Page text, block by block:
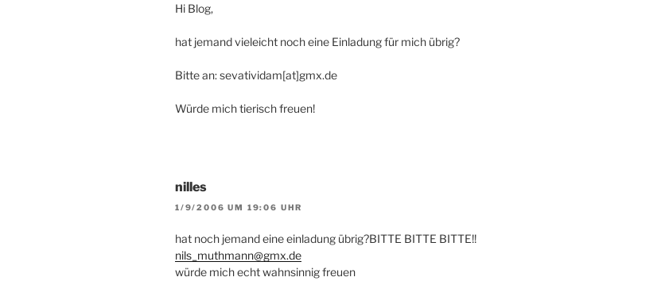
Hi Blog,
hat jemand vieleicht noch eine Einladung für mich übrig?
Bitte an: sevatividam[at]gmx.de
Würde mich tierisch freuen!
nilles
1/9/2006 UM 19:06 UHR
hat noch jemand eine einladung übrig?BITTE BITTE BITTE!!
nils_muthmann@gmx.de
würde mich echt wahnsinnig freuen